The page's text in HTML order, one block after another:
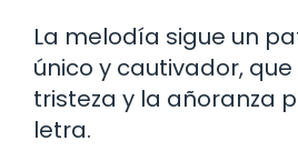
La melodía sigue un
único y cautivador,
tristeza y la añoranza
letra.